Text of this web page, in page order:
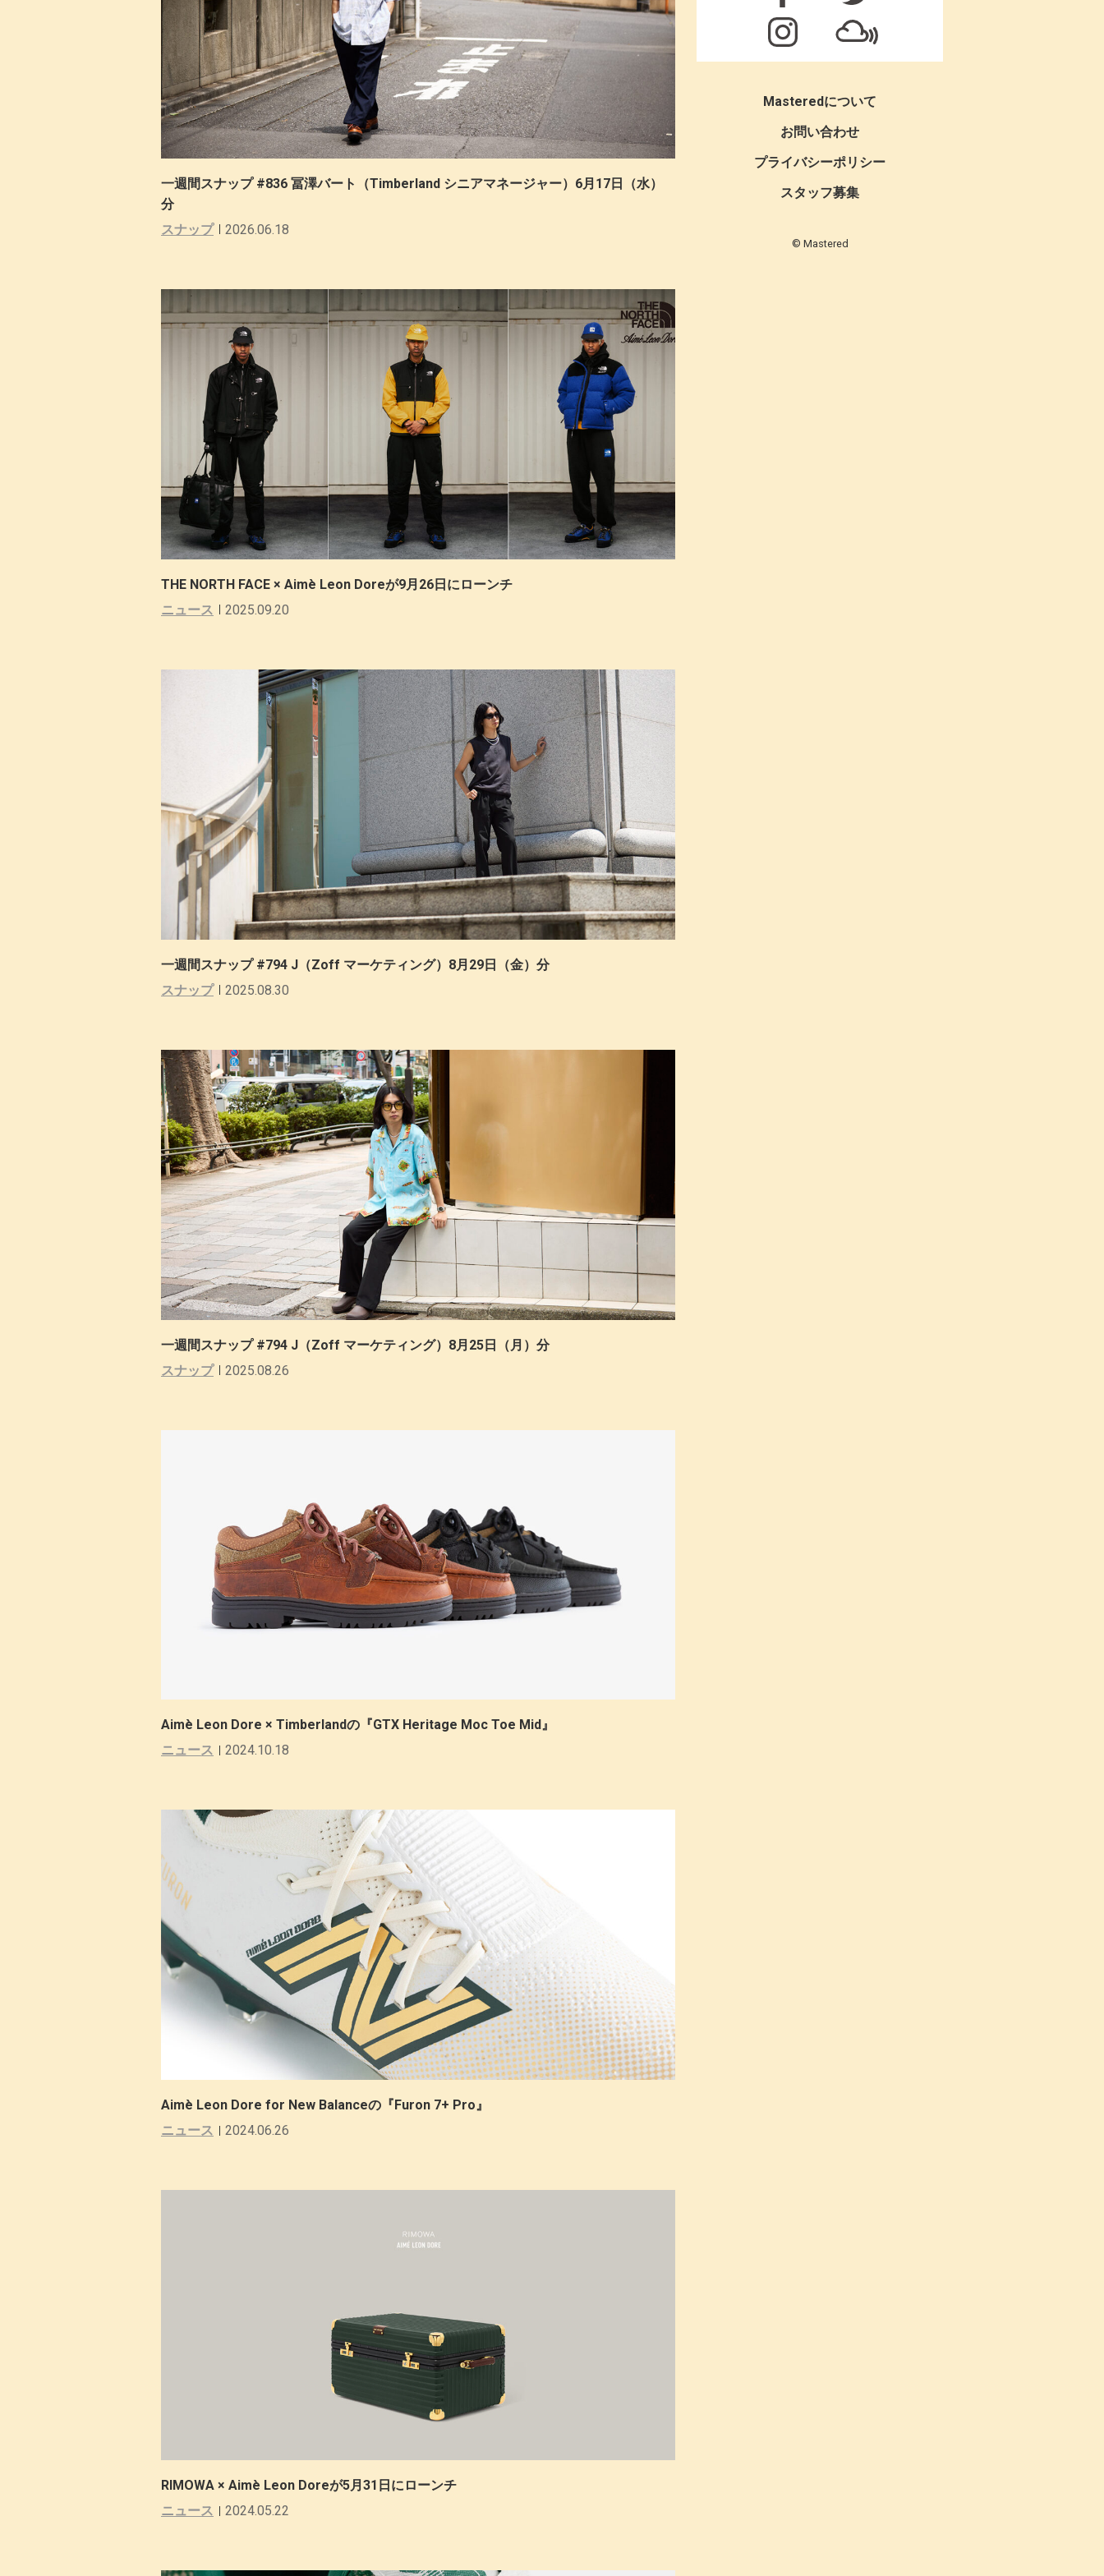
一週間スナップ #836 冨澤バート（Timberland シニアマネージャー）6月17日（水）
分
スナップ
2026.06.18
THE NORTH FACE × Aimè Leon Doreが9月26日にローンチ
ニュース
2025.09.20
一週間スナップ #794 J（Zoff マーケティング）8月29日（金）分
スナップ
2025.08.30
一週間スナップ #794 J（Zoff マーケティング）8月25日（月）分
スナップ
2025.08.26
Aimè Leon Dore × Timberlandの『GTX Heritage Moc Toe Mid』
ニュース
2024.10.18
Aimè Leon Dore for New Balanceの『Furon 7+ Pro』
ニュース
2024.06.26
RIMOWA × Aimè Leon Doreが5月31日にローンチ
ニュース
2024.05.22
Masteredについて
お問い合わせ
プライバシーポリシー
スタッフ募集
© Mastered